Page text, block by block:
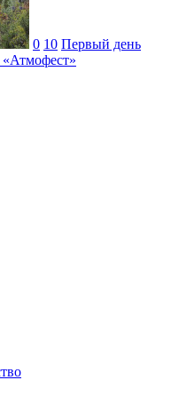
0 10 Первый день
«Атмофест»